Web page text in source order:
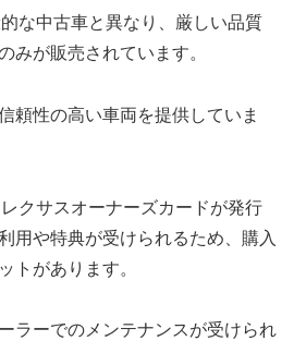
な中古車と異なり、厳しい品質
みが販売されています。
頼性の高い車両を提供していま
クサスオーナーズカードが発行
用や特典が受けられるため、購入
トがあります。
ラーでのメンテナンスが受けられ